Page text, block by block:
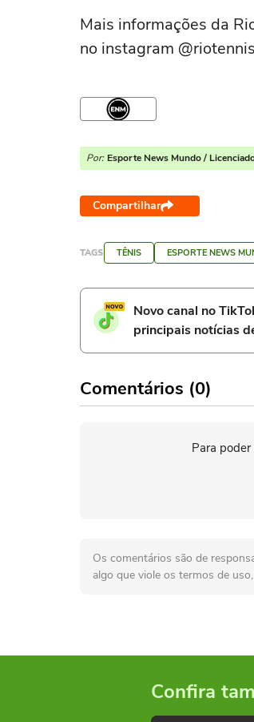
Mais informações da
no instagram
Por: Esporte News Mundo /
Compartilhar
TAGS TÊNIS ESPORTE NEWS
Novo canal no
principais notícias
Comentários (0)
Para
Os comentários são de
algo que viole os termos de
Confira